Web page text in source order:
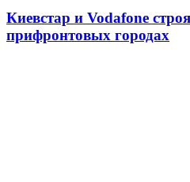
Киевстар и Vodafone
прифронтовых городах